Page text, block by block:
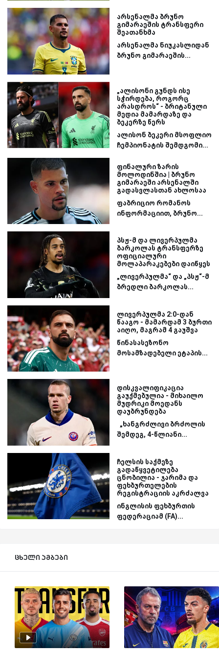
არსენალმა ბრუნო
გიმარაეშის ტრანსფერი
შეათანხმა
არსენალმა ნიუკასლიდან
ბრუნო გიმარაეშის...
„ალისონი გუნდს ისე
სჭირდება, როგორც
არასდროს“ - ბრიტანული
მედია მამარდაზე და
ბეკერზე წერს
ალისონ ბეკერი მსოფლიო
ჩემპიონატის შემდგომი...
ფინალური ზარის
მოლოდინშია | ბრუნო
გიმარაეში არსენალში
გადასვლასთან ახლოსაა
ფაბრიციო რომანოს
ინფორმაციით, ბრუნო...
პსჟ-მ და ლივერპულმა
ბარკოლას ტრანსფერზე
ოფიციალური
მოლაპარაკებები დაიწყეს
„ლივერპულმა“ და „პსჟ“-მ
ბრედლი ბარკოლას...
ლივერპულმა 2:0-დან
წააგო - მამარდამ 3 ბურთი
აიღო, მაგრამ 4 გაუშვა
წინასასეზონო
მოსამზადებელი ეტაპის...
დისკვალიფიკაცია
გაუქმებულია - მიხაილო
მუდრიკი მოედანს
დაუბრუნდება
„ხანგრძლივი ბრძოლის
შემდეგ, 4-წლიანი...
ჩელსის საქმეზე
გადაწყვეტილება
ცნობილია - ჯარიმა და
ფეხბურთელების
რეგისტრაციის აკრძალვა
ინგლისის ფეხბურთის
ფედერაციამ (FA)...
ცხელი ამბები